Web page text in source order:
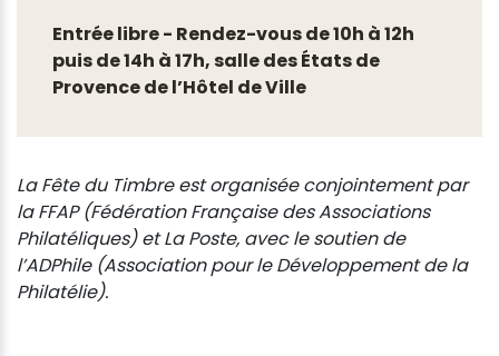
Entrée libre - Rendez-vous de 10h à 12h
puis de 14h à 17h, salle des États de
Provence de l’Hôtel de Ville
La Fête du Timbre est organisée conjointement par
la FFAP (Fédération Française des Associations
Philatéliques) et La Poste, avec le soutien de
l’ADPhile (Association pour le Développement de la
Philatélie).